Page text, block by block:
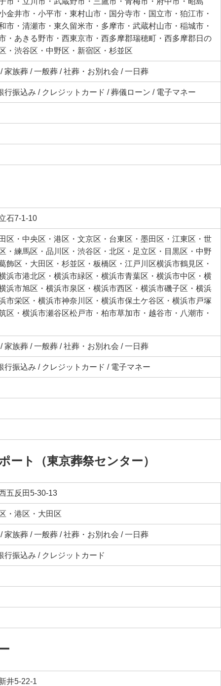
金井市・小平市・東村山市・国分寺市・国立市・狛江市・
市・清瀬市・東久留米市・多摩市・武蔵村山市・稲城市・
・あきる野市・西東京市・西多摩郡瑞穂町・西多摩郡日の
・渋谷区・中野区・新宿区・杉並区
家族葬 / 一般葬 / 社葬・お別れ会 / 一日葬
行振込み / クレジットカード / 葬儀ローン / 電子マネー
石7-1-10
区・中央区・港区・文京区・台東区・墨田区・江東区・世
・練馬区・品川区・渋谷区・北区・足立区・目黒区・中野
飾区・大田区・杉並区・板橋区・江戸川区横浜市鶴見区・
浜市港北区・横浜市緑区・横浜市青葉区・横浜市中区・横
浜市旭区・横浜市泉区・横浜市西区・横浜市磯子区・横浜
市栄区・横浜市神奈川区・横浜市保土ケ谷区・横浜市戸塚
区・横浜市瀬谷区松戸市・柏市草加市・越谷市・八潮市・
家族葬 / 一般葬 / 社葬・お別れ会 / 一日葬
行振込み / クレジットカード / 電子マネー
ート（東京葬祭センター）
五反田5-30-13
・港区・大田区
家族葬 / 一般葬 / 社葬・お別れ会 / 一日葬
行振込み / クレジットカード
井5-22-1